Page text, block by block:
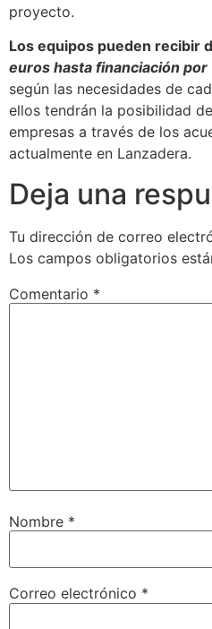
proyecto.
Los equipos pueden recibir
euros hasta financiación
según las necesidades de
ellos tendrán la posibilidad
empresas a través de los
actualmente en Lanzadera.
Deja una
Tu dirección de correo
Los campos obligatorios
Comentario *
Nombre *
Correo electrónico *